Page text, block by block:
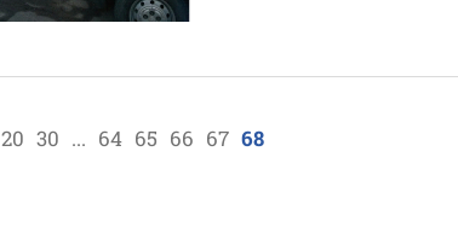
20 30 ... 64 65 66 67 68